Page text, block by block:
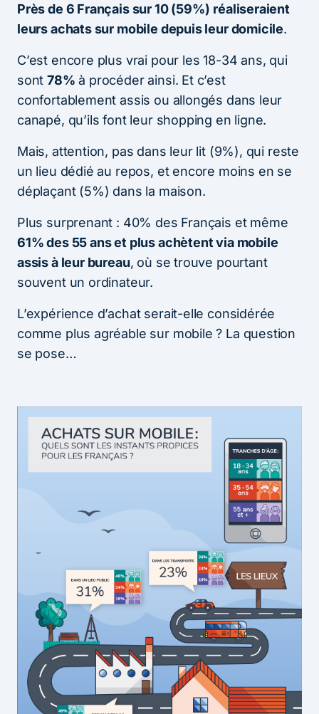
Près de 6 Français sur 10 (59%) réaliseraient
leurs achats sur mobile depuis leur domicile.
C’est encore plus vrai pour les 18-34 ans, qui
sont78% à procéder ainsi. Et c’est
confortablement assis ou allongés dans leur
canapé, qu’ils font leur shopping en ligne.
Mais, attention, pas dans leur lit (9%), qui reste
un lieu dédié au repos, et encore moins en se
déplaçant (5%) dans la maison.
Plus surprenant : 40% des Français et même
61% des 55 ans et plus achètent via mobile
assis à leur bureau, où se trouve pourtant
souvent un ordinateur.
L’expérience d’achat serait-elle considérée
comme plus agréable sur mobile ? La question
se pose…